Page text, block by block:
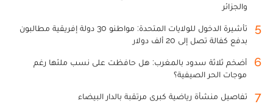
والجزائر
5
تأشيرة الدخول للولايات المتحدة: مواطنو 30 دولة إفريقية مطالبون
بدفع كفالة تصل إلى 20 ألف دولار
6
أضخم ثلاثة سدود بالمغرب: هل حافظت على نسب ملئها رغم
موجات الحر الصيفية؟
7 تفاصيل منشأة رياضية كبرى مرتقبة بالدار البيضاء